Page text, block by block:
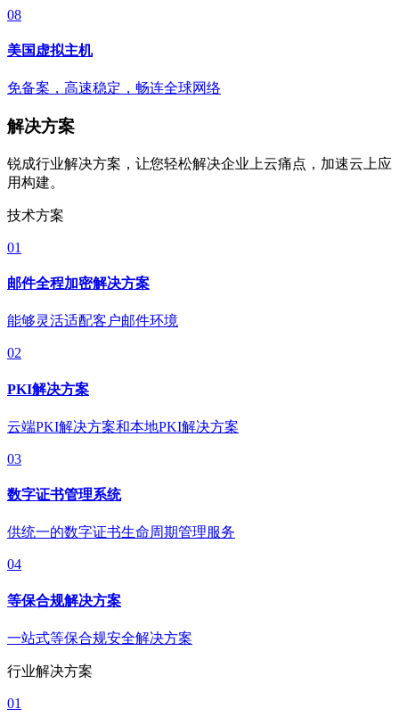
08
美国虚拟主机
免备案，高速稳定，畅连全球网络
解决方案
锐成行业解决方案，让您轻松解决企业上云痛点，加速云上应
用构建。
技术方案
01
邮件全程加密解决方案
能够灵活适配客户邮件环境
02
PKI解决方案
云端PKI解决方案和本地PKI解决方案
03
数字证书管理系统
供统一的数字证书生命周期管理服务
04
等保合规解决方案
一站式等保合规安全解决方案
行业解决方案
01